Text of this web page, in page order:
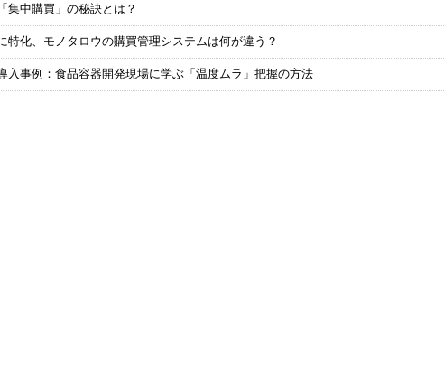
集中購買」の秘訣とは？
特化、モノタロウの購買管理システムは何が違う？
入事例：食品容器開発現場に学ぶ「温度ムラ」把握の方法